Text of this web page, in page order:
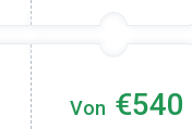
Von €540